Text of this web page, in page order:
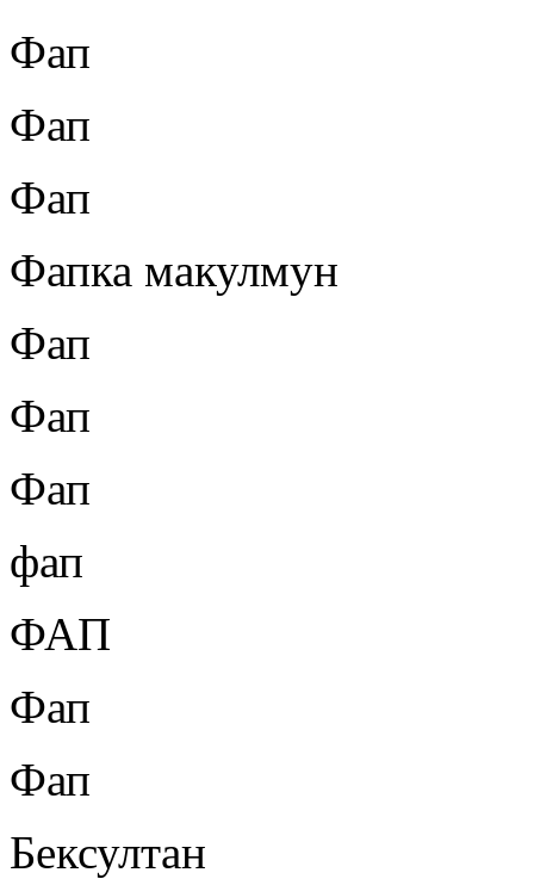
Фап
Фап
Фап
Фапка макулмун
Фап
Фап
Фап
фап
ФАП
Фап
Фап
Бексултан